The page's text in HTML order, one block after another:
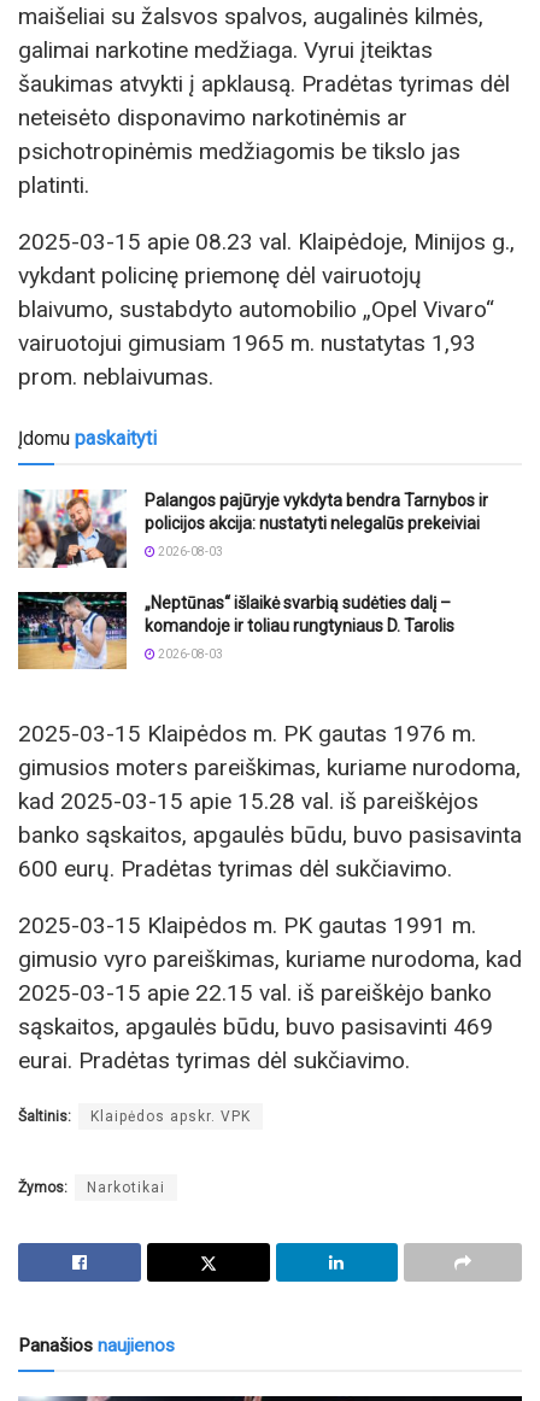
maišeliai su žalsvos spalvos, augalinės kilmės,
galimai narkotine medžiaga. Vyrui įteiktas
šaukimas atvykti į apklausą. Pradėtas tyrimas dėl
neteisėto disponavimo narkotinėmis ar
psichotropinėmis medžiagomis be tikslo jas
platinti.
2025-03-15 apie 08.23 val. Klaipėdoje, Minijos g.,
vykdant policinę priemonę dėl vairuotojų
blaivumo, sustabdyto automobilio „Opel Vivaro“
vairuotojui gimusiam 1965 m. nustatytas 1,93
prom. neblaivumas.
Įdomu paskaityti
Palangos pajūryje vykdyta bendra Tarnybos ir
policijos akcija: nustatyti nelegalūs prekeiviai
2026-08-03
„Neptūnas“ išlaikė svarbią sudėties dalį –
komandoje ir toliau rungtyniaus D. Tarolis
2026-08-03
2025-03-15 Klaipėdos m. PK gautas 1976 m.
gimusios moters pareiškimas, kuriame nurodoma,
kad 2025-03-15 apie 15.28 val. iš pareiškėjos
banko sąskaitos, apgaulės būdu, buvo pasisavinta
600 eurų. Pradėtas tyrimas dėl sukčiavimo.
2025-03-15 Klaipėdos m. PK gautas 1991 m.
gimusio vyro pareiškimas, kuriame nurodoma, kad
2025-03-15 apie 22.15 val. iš pareiškėjo banko
sąskaitos, apgaulės būdu, buvo pasisavinti 469
eurai. Pradėtas tyrimas dėl sukčiavimo.
Šaltinis: Klaipėdos apskr. VPK
Žymos: Narkotikai
Panašios naujienos